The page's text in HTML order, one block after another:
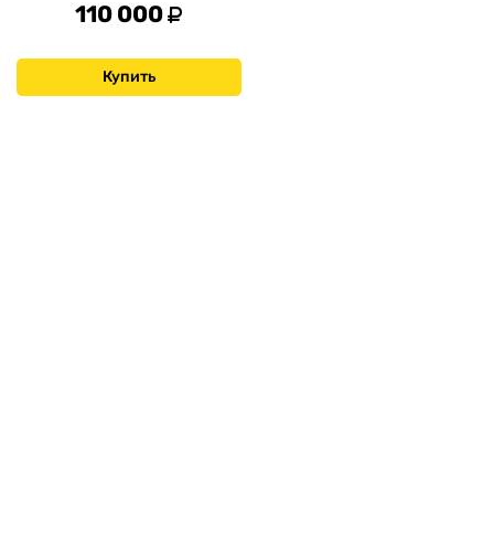
110 000
Купить